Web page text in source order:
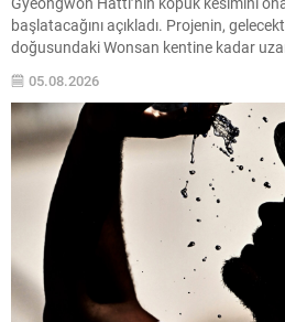
başlatacağını açıkladı. Projenin,
doğusundaki Wonsan kentine kadar
hedefleniyor. Bakan Chung Dong-young,
kararını başkanlık düzeyinde yapılan
05.08.2026